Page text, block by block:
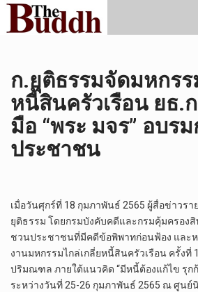
ก.ยุติธรรมจัดมหกรร
หนี้สินครัวเรือน ยธ.
มือ “พระ มจร” อบร
ประชาชน
เมื่อวันศุกร์ที่ 18 กุมภาพันธ์ 2565 ผู้สื่อข่าวรา
ยุติธรรม โดยกรมบังคับคดีและกรมคุ้มครอง
ชวนประชาชนที่มีคดีข้อพิพาทก่อนฟ้อง และ
งานมหกรรมไกล่เกลี่ยหนี้สินครัวเรือน ครั้งที่
ปริมณฑล ภายใต้แนวคิด “มีหนี้ต้องแก้ไข รุกก้
ระหว่างวันที่ 25-26 กุมภาพันธ์ 2565 ณ ศูนย์